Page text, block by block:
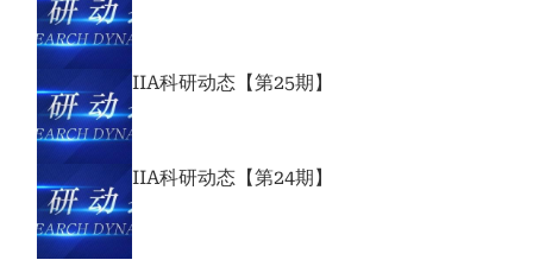
IIA科研动态【第25期】
IIA科研动态【第24期】